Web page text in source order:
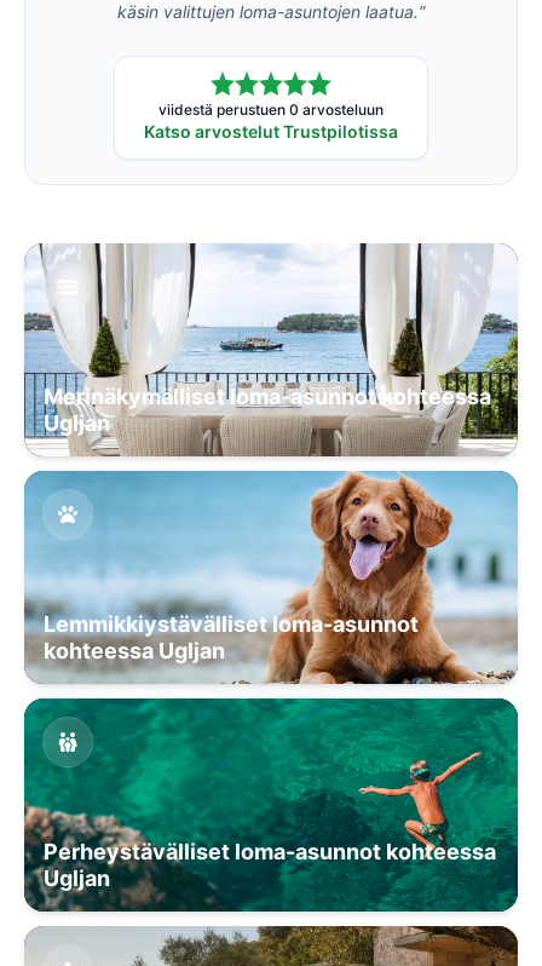
käsin valittujen loma-asuntojen laatua.“
viidestä perustuen 0 arvosteluun
Katso arvostelut Trustpilotissa
Merinäkymälliset loma-asunnot kohteessa
Ugljan
Lemmikkiystävälliset loma-asunnot
kohteessa Ugljan
Perheystävälliset loma-asunnot kohteessa
Ugljan